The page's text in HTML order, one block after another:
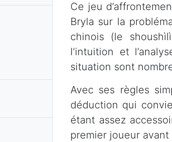
Ce jeu
Bryla sur la
chinois (le
l’intuition et
situation sont
Avec ses règles
déduction qui
étant assez
premier joueur